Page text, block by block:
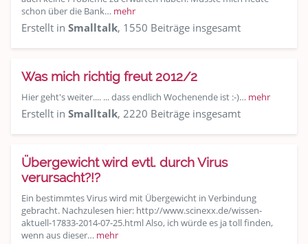
schon über die Bank… mehr
Erstellt in Smalltalk, 1550 Beiträge insgesamt
Was mich richtig freut 2012/2
Hier geht's weiter.... ... dass endlich Wochenende ist :-)… mehr
Erstellt in Smalltalk, 2220 Beiträge insgesamt
Übergewicht wird evtl. durch Virus
verursacht?!?
Ein bestimmtes Virus wird mit Übergewicht in Verbindung
gebracht. Nachzulesen hier: http://www.scinexx.de/wissen-
aktuell-17833-2014-07-25.html Also, ich würde es ja toll finden,
wenn aus dieser… mehr